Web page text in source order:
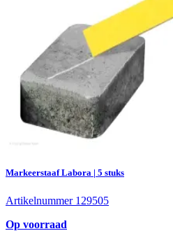
Markeerstaaf Labora | 5 stuks
Artikelnummer 129505
Op voorraad